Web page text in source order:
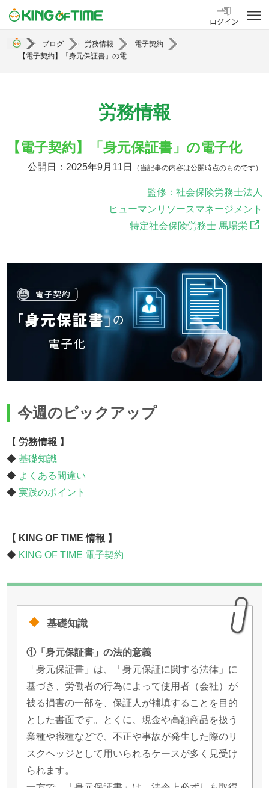
勤怠管理システム KING OF TIME
ログイン
ブログ 労務情報
電子契約
【電子契約】「身元保証書」の電子化
労務情報
【電子契約】「身元保証書」の電子化
公開日：2025年9月11日 （当記事の内容は公開時点のものです）
監修：社会保険労務士法人
ヒューマンリソースマネージメント
特定社会保険労務士 馬場栄
今週のピックアップ
【 労務情報 】
◆基礎知識
◆ よくある間違い
◆実践のポイント
【 KING OF TIME 情報 】
◆ KING OF TIME 電子契約
基礎知識
①「身元保証書」の法的意義
「身元保証書」は、「身元保証に関する法律」に
基づき、労働者の行為によって使用者（会社）が
被る損害の一部を、保証人が補填することを目的
とした書面です。とくに、現金や高額商品を扱う
業種や職種などで、不正や事故が発生した際のリ
スクヘッジとして用いられるケースが多く見受け
られます。